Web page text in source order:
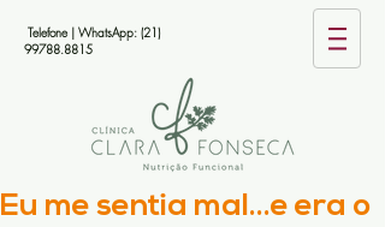
Telefone | WhatsApp: (21)
99788.8815
Eu me sentia mal...e era o